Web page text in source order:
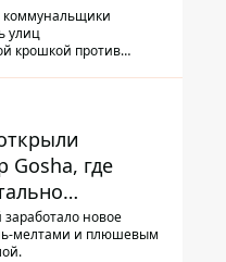
коммунальщики
улиц
крошкой против
Gosha, где
новое
мелтами и плюшевым